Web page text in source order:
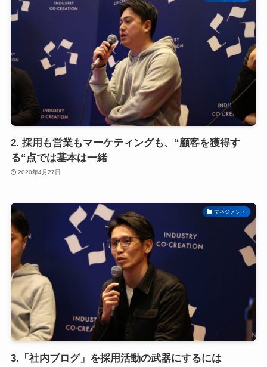
2. 採用も営業もマーケティングも、“顧客を獲得す
る“点では基本は一緒
2020年4月27日
マネジメント
3.「社内ブログ」を採用活動の武器にするには